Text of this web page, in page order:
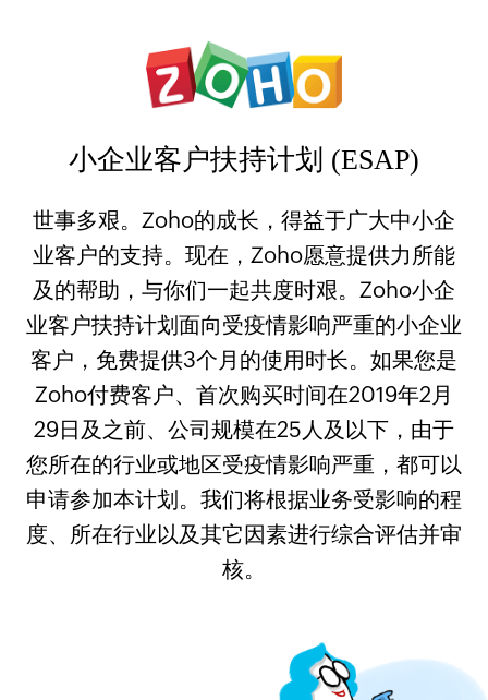
小企业客户扶持计划 (ESAP)
世事多艰。Zoho的成长，得益于广大中小企
业客户的支持。现在，Zoho愿意提供力所能
及的帮助，与你们一起共度时艰。Zoho小企
业客户扶持计划面向受疫情影响严重的小企业
客户，免费提供3个月的使用时长。如果您是
Zoho付费客户、首次购买时间在2019年2月
29日及之前、公司规模在25人及以下，由于
您所在的行业或地区受疫情影响严重，都可以
申请参加本计划。我们将根据业务受影响的程
度、所在行业以及其它因素进行综合评估并审
核。